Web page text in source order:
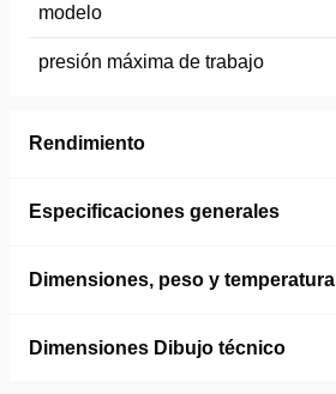
modelo
presión máxima de trabajo
Rendimiento
Especificaciones generales
Dimensiones, peso y temperatura
Dimensiones Dibujo técnico